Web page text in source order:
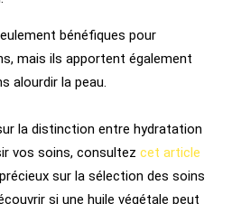
bénéfiques pour
mais ils apportent également
alourdir la peau.
la distinction entre hydratation
vos soins, consultez cet article
sur la sélection des soins
si une huile végétale peut